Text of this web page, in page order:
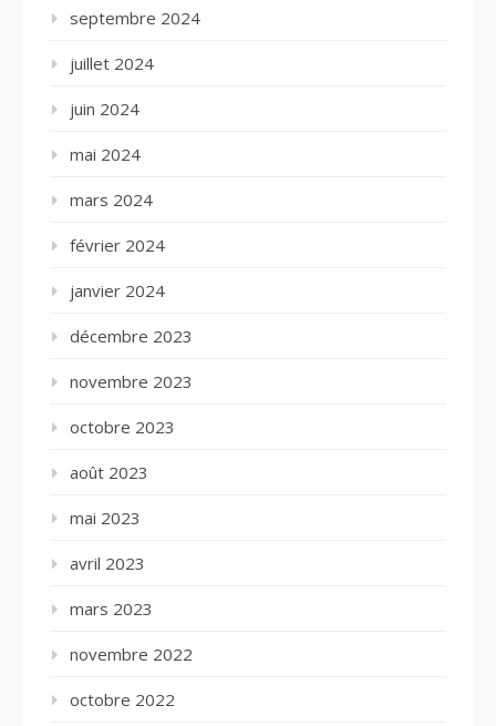
septembre 2024
juillet 2024
juin 2024
mai 2024
mars 2024
février 2024
janvier 2024
décembre 2023
novembre 2023
octobre 2023
août 2023
mai 2023
avril 2023
mars 2023
novembre 2022
octobre 2022